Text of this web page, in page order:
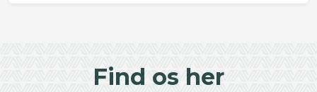
Find os her